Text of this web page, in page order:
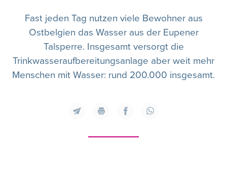
Fast jeden Tag nutzen viele Bewohner aus
Ostbelgien das Wasser aus der Eupener
Talsperre. Insgesamt versorgt die
Trinkwasseraufbereitungsanlage aber weit mehr
Menschen mit Wasser: rund 200.000 insgesamt.